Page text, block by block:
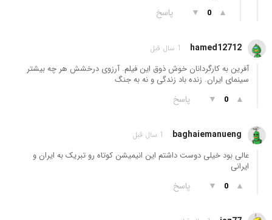
▲
0
▼ پاسخ
hamed12712 1 سال قبل
آفرین به کارگردانان خوش ذوق این فیلم. آرزوی درخشش هر چه بیشتر
سینمای ایران. زنده باد زندگی و نه به جنگ
▲
0
▼ پاسخ
baghaiemanueng 1 سال قبل
عالی بود خیلی دوست داشتم این انیمیشن کوتاه رو تبریک به ایران و
ایرانی
▲
0
▼ پاسخ